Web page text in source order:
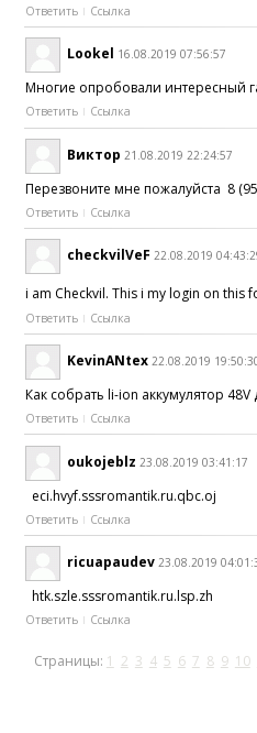
Ответить Ссылка
Lookel 16.08.2019 07:56:57
Многие опробовали интересный
Ответить Ссылка
Виктор 21.08.2019 22:24:57
Перезвоните мне пожалуйста 8
Ответить Ссылка
checkvilVeF 22.08.2019
i am Checkvil. This i my login on this
Ответить Ссылка
KevinANtex 22.08.2019
Как собрать li-ion аккумулятор
Ответить Ссылка
oukojeblz 23.08.2019 03:41:17
eci.hvyf.sssromantik.ru.qbc.oj
Ответить Ссылка
ricuapaudev 23.08.2019
htk.szle.sssromantik.ru.lsp.zh
Ответить Ссылка
Страницы: 1 2 3 4 5 6 7 8 9 10